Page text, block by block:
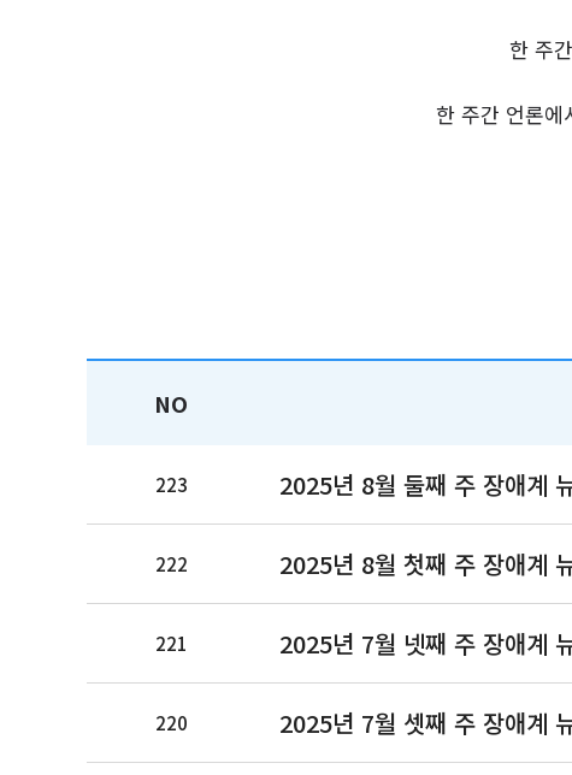
한 주
한 주간 언론에
NO
223 2025년 8월 둘째 주 장애계
222 2025년 8월 첫째 주 장애계
221 2025년 7월 넷째 주 장애계
220 2025년 7월 셋째 주 장애계